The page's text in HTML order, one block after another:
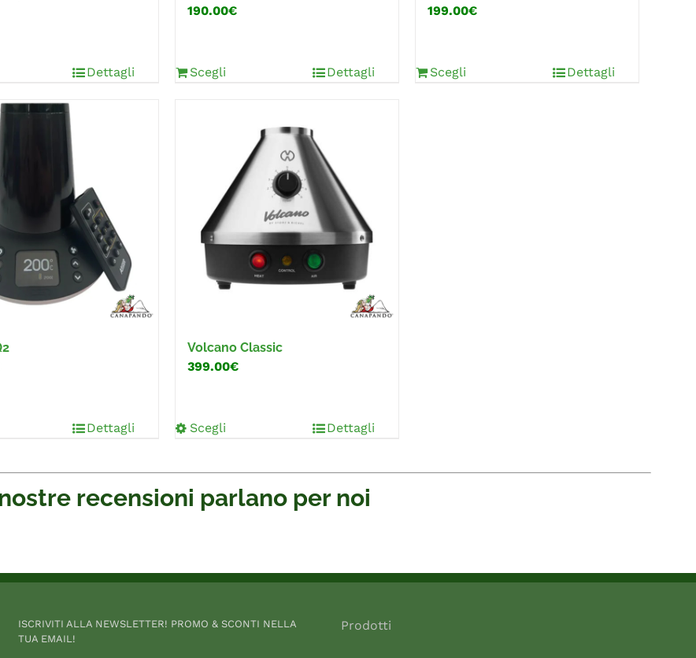
Dettagli
190.00€
Scegli Dettagli
199.00€
Scegli Dettagli
Dettagli
Volcano Classic
399.00€
Scegli Dettagli
recensioni parlano per noi
ISCRIVITI ALLA NEWSLETTER! PROMO & SCONTI NELLA
TUA EMAIL!
Prodotti